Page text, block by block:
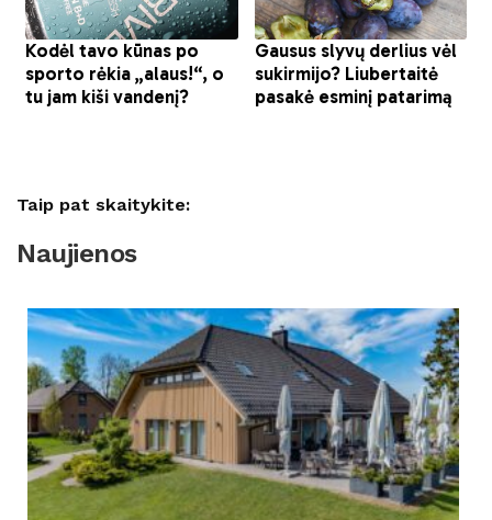
Taip pat skaitykite:
Naujienos